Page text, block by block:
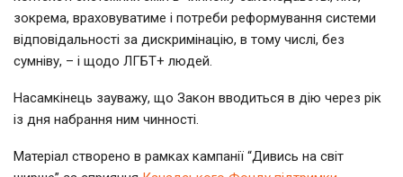
зокрема, враховуватиме і потреби реформування системи
відповідальності за дискримінацію, в тому числі, без
сумніву, – і щодо ЛГБТ+ людей.
Насамкінець зауважу, що Закон вводиться в дію через рік
із дня набрання ним чинності.
Матеріал створено в рамках кампанії “Дивись на світ